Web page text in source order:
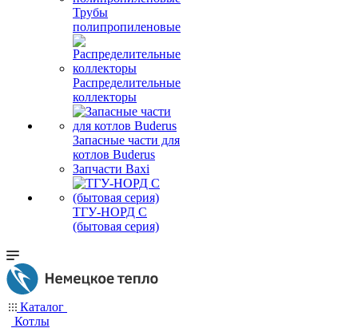
Трубы
полипропиленовые
Распределительные
коллекторы
Запасные части для
котлов Buderus
Запчасти Baxi
ТГУ-НОРД С
(бытовая серия)
Каталог
Котлы